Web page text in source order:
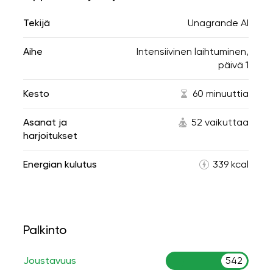
Tekijä Unagrande AI
Aihe
Intensiivinen laihtuminen,
päivä 1
Kesto 60 minuuttia
Asanat ja
harjoitukset
52 vaikuttaa
Energian kulutus 339 kcal
Palkinto
Joustavuus 542